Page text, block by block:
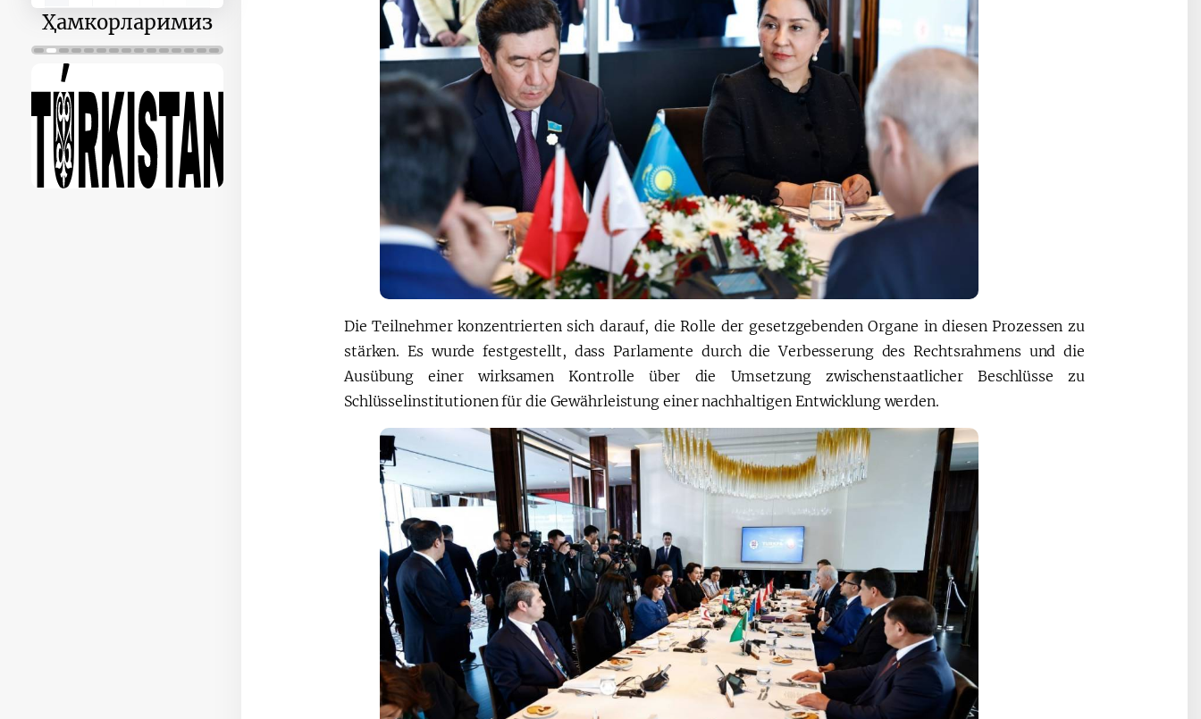
Ҳамкорларимиз
Die Teilnehmer konzentrierten sich darauf, die Rolle der gesetzgebenden Organe in diesen Prozessen zu
stärken. Es wurde festgestellt, dass Parlamente durch die Verbesserung des Rechtsrahmens und die
Ausübung einer wirksamen Kontrolle über die Umsetzung zwischenstaatlicher Beschlüsse zu
Schlüsselinstitutionen für die Gewährleistung einer nachhaltigen Entwicklung werden.